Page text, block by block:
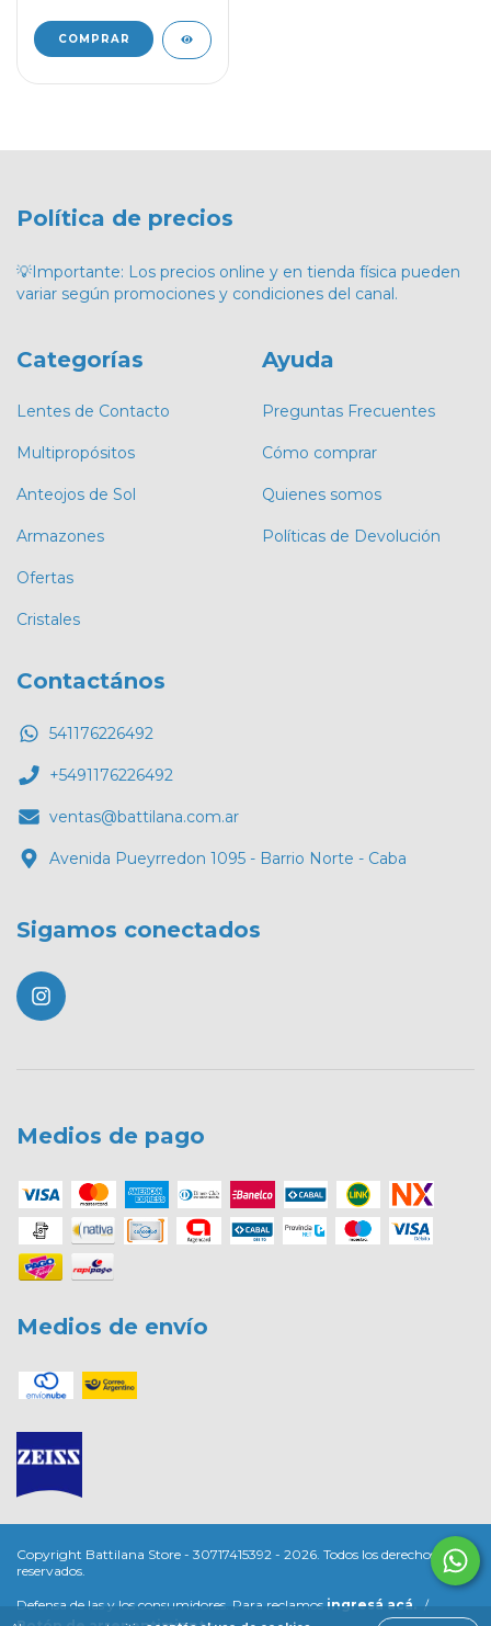
COMPRAR
Política de precios
💡Importante: Los precios online y en tienda física pueden
variar según promociones y condiciones del canal.
Categorías
Lentes de Contacto
Multipropósitos
Anteojos de Sol
Armazones
Ofertas
Cristales
Ayuda
Preguntas Frecuentes
Cómo comprar
Quienes somos
Políticas de Devolución
Contactános
541176226492
+5491176226492
ventas@battilana.com.ar
Avenida Pueyrredon 1095 - Barrio Norte - Caba
Sigamos conectados
Medios de pago
Medios de envío
Copyright Battilana Store - 30717415392 - 2026. Todos los derechos
reservados.
Defensa de las y los consumidores. Para reclamos ingresá acá.
/